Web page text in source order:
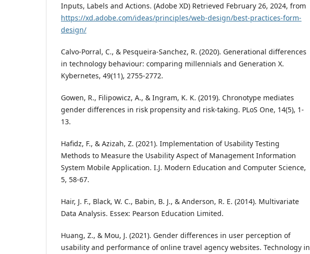
Inputs, Labels and Actions. (Adobe XD) Retrieved February 26, 2024, from
https://xd.adobe.com/ideas/principles/web-design/best-practices-form-
design/
Calvo-Porral, C., & Pesqueira-Sanchez, R. (2020). Generational differences
in technology behaviour: comparing millennials and Generation X.
Kybernetes, 49(11), 2755-2772.
Gowen, R., Filipowicz, A., & Ingram, K. K. (2019). Chronotype mediates
gender differences in risk propensity and risk-taking. PLoS One, 14(5), 1-
13.
Hafidz, F., & Azizah, Z. (2021). Implementation of Usability Testing
Methods to Measure the Usability Aspect of Management Information
System Mobile Application. I.J. Modern Education and Computer Science,
5, 58-67.
Hair, J. F., Black, W. C., Babin, B. J., & Anderson, R. E. (2014). Multivariate
Data Analysis. Essex: Pearson Education Limited.
Huang, Z., & Mou, J. (2021). Gender differences in user perception of
usability and performance of online travel agency websites. Technology in